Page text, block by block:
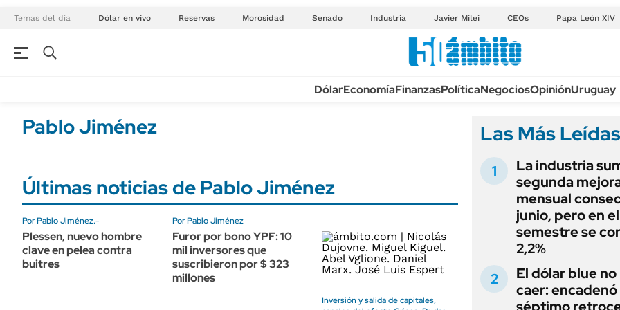
Temas del día Dólar en vivo Reservas Morosidad Senado Industria Javier Milei CEOs Papa León XIV
Banco de Datos
FINANZAS
Dólar
ÁMBITO DEBATE
ENERGY REPORT
POLÍTICA
Nacional
Municipios
TECNOLOGÍA
DEPORTES
LIFESTYLE
EDICTOS
LICITACIONES
CUADROS
RECALL
ANUARIO 2025
EDICIÓN IMPRESA
DólarEconomíaFinanzasPolíticaNegociosOpiniónUruguay
Pablo Jiménez
Últimas noticias de Pablo Jiménez
Por Pablo Jiménez.-
Plessen, nuevo hombre
clave en pelea contra
buitres
Por Pablo Jiménez
Furor por bono YPF: 10
mil inversores que
suscribieron por $ 323
millones
Inversión y salida de capitales,
Las Más Leídas
La industria
segunda
mensual
junio, pero en
semestre se
2,2%
El dólar blue
caer: encadenó